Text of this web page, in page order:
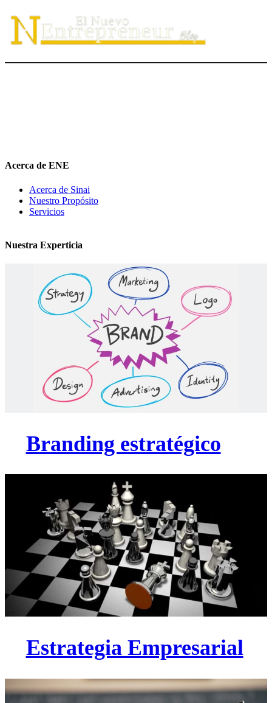
Acerca de ENE
Acerca de Sinai
Nuestro Propósito
Servicios
Nuestra Experticia
Branding estratégico
Estrategia Empresarial